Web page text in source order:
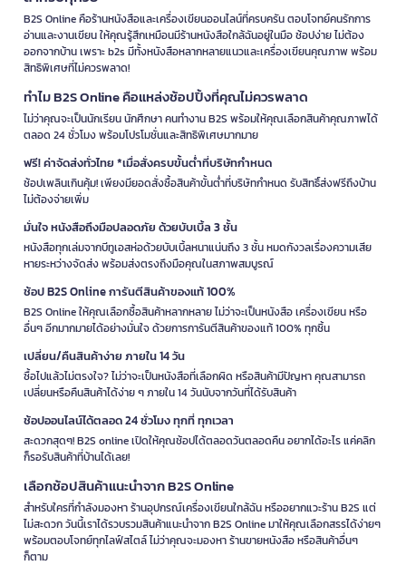
B2S Online คือร้านหนังสือและเครื่องเขียนออนไลน์ที่ครบครัน ตอบโจทย์คนรักการ
อ่านและงานเขียน ให้คุณรู้สึกเหมือนมีร้านหนังสือใกล้ฉันอยู่ในมือ ช้อปง่าย ไม่ต้อง
ออกจากบ้าน เพราะ b2s มีทั้งหนังสือหลากหลายแนวและเครื่องเขียนคุณภาพ พร้อม
สิทธิพิเศษที่ไม่ควรพลาด!
ทำไม B2S Online คือแหล่งช้อปปิ้งที่คุณไม่ควรพลาด
ไม่ว่าคุณจะเป็นนักเรียน นักศึกษา คนทำงาน B2S พร้อมให้คุณเลือกสินค้าคุณภาพได้
ตลอด 24 ชั่วโมง พร้อมโปรโมชั่นและสิทธิพิเศษมากมาย
ฟรี! ค่าจัดส่งทั่วไทย *เมื่อสั่งครบขั้นต่ำที่บริษัทกำหนด
ช้อปเพลินเกินคุ้ม! เพียงมียอดสั่งซื้อสินค้าขั้นต่ำที่บริษัทกำหนด รับสิทธิ์ส่งฟรีถึงบ้าน
ไม่ต้องจ่ายเพิ่ม
มั่นใจ หนังสือถึงมือปลอดภัย ด้วยบับเบิ้ล 3 ชั้น
หนังสือทุกเล่มจากบีทูเอสห่อด้วยบับเบิ้ลหนาแน่นถึง 3 ชั้น หมดกังวลเรื่องความเสีย
หายระหว่างจัดส่ง พร้อมส่งตรงถึงมือคุณในสภาพสมบูรณ์
ช้อป B2S Online การันตีสินค้าของแท้ 100%
B2S Online ให้คุณเลือกซื้อสินค้าหลากหลาย ไม่ว่าจะเป็นหนังสือ เครื่องเขียน หรือ
อื่นๆ อีกมากมายได้อย่างมั่นใจ ด้วยการการันตีสินค้าของแท้ 100% ทุกชิ้น
เปลี่ยน/คืนสินค้าง่าย ภายใน 14 วัน
ซื้อไปแล้วไม่ตรงใจ? ไม่ว่าจะเป็นหนังสือที่เลือกผิด หรือสินค้ามีปัญหา คุณสามารถ
เปลี่ยนหรือคืนสินค้าได้ง่าย ๆ ภายใน 14 วันนับจากวันที่ได้รับสินค้า
ช้อปออนไลน์ได้ตลอด 24 ชั่วโมง ทุกที่ ทุกเวลา
สะดวกสุดๆ! B2S online เปิดให้คุณช้อปได้ตลอดวันตลอดคืน อยากได้อะไร แค่คลิก
ก็รอรับสินค้าที่บ้านได้เลย!
เลือกช้อปสินค้าแนะนำจาก B2S Online
สำหรับใครที่กำลังมองหา ร้านอุปกรณ์เครื่องเขียนใกล้ฉัน หรืออยากแวะร้าน B2S แต่
ไม่สะดวก วันนี้เราได้รวบรวมสินค้าแนะนำจาก B2S Online มาให้คุณเลือกสรรได้ง่ายๆ
พร้อมตอบโจทย์ทุกไลฟ์สไตล์ ไม่ว่าคุณจะมองหา ร้านขายหนังสือ หรือสินค้าอื่นๆ
ก็ตาม